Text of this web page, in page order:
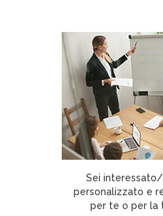
Sei interessato/
personalizzato e
per te o per la